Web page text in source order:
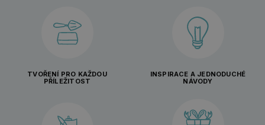
TVOŘENÍ PRO KAŽDOU
PŘÍLEŽITOST
INSPIRACE A JEDNODUCHÉ
NÁVODY